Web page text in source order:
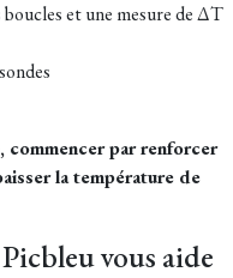
et une mesure de ΔT
commencer par renforcer
la température de
vous aide